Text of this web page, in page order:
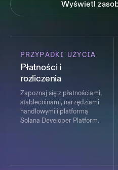
Wyświetl
PRZYPADKI UŻYCIA
Płatności i
rozliczenia
Zapoznaj się z płatnościami,
stablecoinami, narzędziami
handlowymi i platformą
Solana Developer Platform.